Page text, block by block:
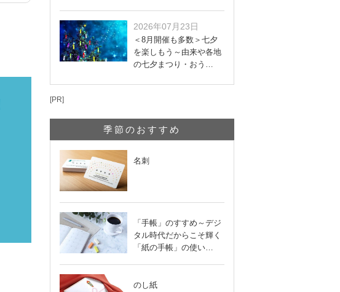
2026年07月23日
＜8月開催も多数＞七夕
を楽しもう～由来や各地
の七夕まつり・おう…
[PR]
季節のおすすめ
名刺
「手帳」のすすめ～デジ
タル時代だからこそ輝く
「紙の手帳」の使い…
のし紙